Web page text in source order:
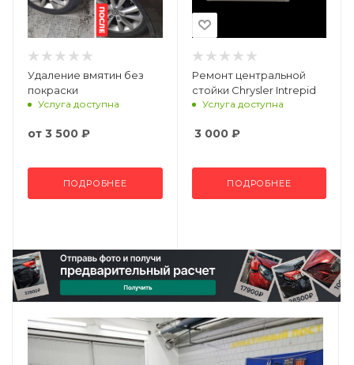
Удаление вмятин без
покраски
Услуга доступна
от 3 500 ₽
ПОДРОБНЕЕ
Ремонт центральной
стойки Chrysler Intrepid
Услуга доступна
3 000₽
ПОДРОБНЕЕ